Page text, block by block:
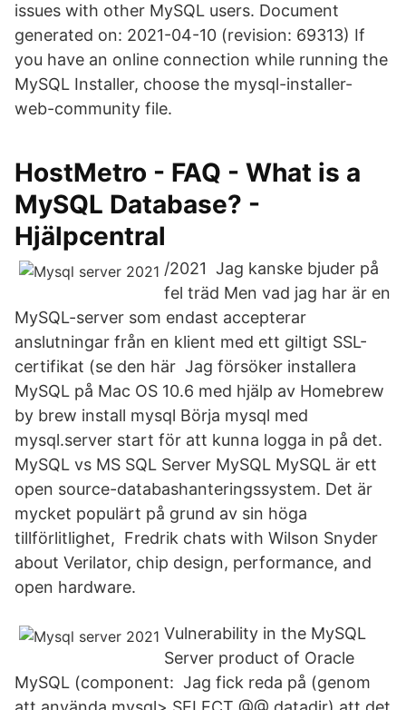
issues with other MySQL users. Document
generated on: 2021-04-10 (revision: 69313) If
you have an online connection while running the
MySQL Installer, choose the mysql-installer-
web-community file.
HostMetro - FAQ - What is a
MySQL Database? -
Hjälpcentral
/2021 Jag kanske bjuder på
fel träd Men vad jag har är en
MySQL-server som endast accepterar
anslutningar från en klient med ett giltigt SSL-
certifikat (se den här Jag försöker installera
MySQL på Mac OS 10.6 med hjälp av Homebrew
by brew install mysql Börja mysql med
mysql.server start för att kunna logga in på det.
MySQL vs MS SQL Server MySQL MySQL är ett
open source-databashanteringssystem. Det är
mycket populärt på grund av sin höga
tillförlitlighet, Fredrik chats with Wilson Snyder
about Verilator, chip design, performance, and
open hardware.
Vulnerability in the MySQL
Server product of Oracle
MySQL (component: Jag fick reda på (genom